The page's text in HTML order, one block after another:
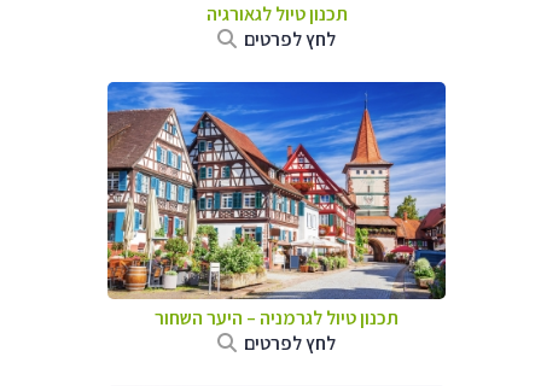
תכנון טיול לגאורגיה
לחץ לפרטים
תכנון טיול לגרמניה – היער השחור
לחץ לפרטים